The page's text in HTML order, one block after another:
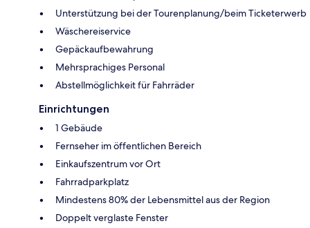
Unterstützung bei der Tourenplanung/beim Ticketerwerb
Wäschereiservice
Gepäckaufbewahrung
Mehrsprachiges Personal
Abstellmöglichkeit für Fahrräder
Einrichtungen
1 Gebäude
Fernseher im öffentlichen Bereich
Einkaufszentrum vor Ort
Fahrradparkplatz
Mindestens 80% der Lebensmittel aus der Region
Doppelt verglaste Fenster